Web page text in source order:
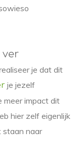
ver
je dat dit
je jezelf
meer impact dit
hier zelf eigenlijk
staan naar